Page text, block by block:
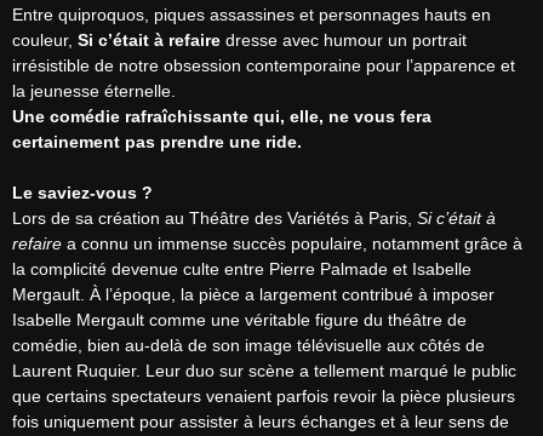
Entre quiproquos, piques assassines et personnages hauts en
couleur, Si c’était à refaire dresse avec humour un portrait
irrésistible de notre obsession contemporaine pour l’apparence et
Une comédie rafraîchissante qui, elle, ne vous fera
certainement pas prendre une ride.
Le saviez-vous ?
Lors de sa création au Théâtre des Variétés à Paris, Si c’était à
refaire a connu un immense succès populaire, notamment grâce à
la complicité devenue culte entre Pierre Palmade et Isabelle
Mergault. À l’époque, la pièce a largement contribué à imposer
Isabelle Mergault comme une véritable figure du théâtre de
comédie, bien au-delà de son image télévisuelle aux côtés de
Laurent Ruquier. Leur duo sur scène a tellement marqué le public
que certains spectateurs venaient parfois revoir la pièce plusieurs
fois uniquement pour assister à leurs échanges et à leur sens de